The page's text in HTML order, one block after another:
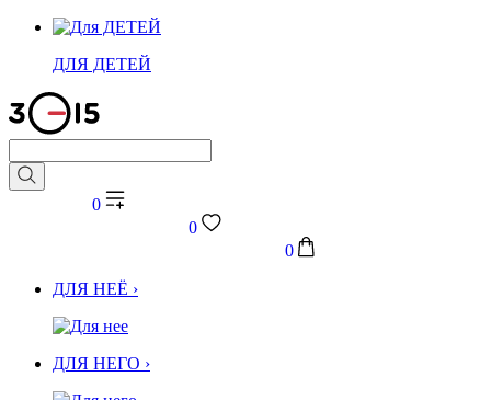
ДЛЯ ДЕТЕЙ
0
0
0
ДЛЯ НЕЁ ›
ДЛЯ НЕГО ›